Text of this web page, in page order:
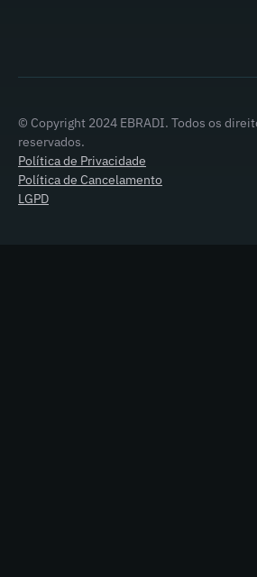
© Copyright 2024 EBRADI. Todos os
reservados.
Política de Privacidade
Política de Cancelamento
LGPD